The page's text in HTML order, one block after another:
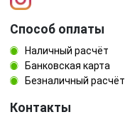
Способ оплаты
Наличный расчёт
Банковская карта
Безналичный расчёт
Контакты